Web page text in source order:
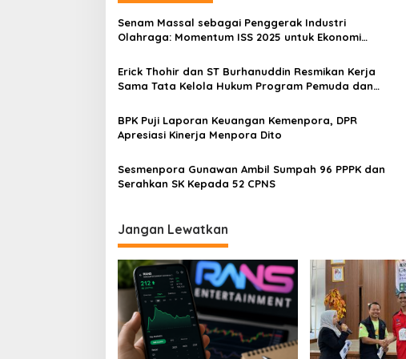
Senam Massal sebagai Penggerak Industri
Olahraga: Momentum ISS 2025 untuk Ekonomi
Erick Thohir dan ST Burhanuddin Resmikan Kerja
Sama Tata Kelola Hukum Program Pemuda dan
BPK Puji Laporan Keuangan Kemenpora, DPR
Apresiasi Kinerja Menpora Dito
Sesmenpora Gunawan Ambil Sumpah 96 PPPK dan
Serahkan SK Kepada 52 CPNS
Jangan Lewatkan